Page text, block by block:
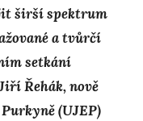
širší spektrum
a tvůrčí
setkání
Řehák, nově
(UJEP)